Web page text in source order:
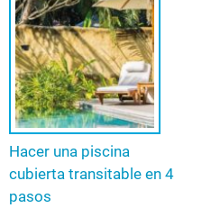
Hacer una piscina
cubierta transitable en 4
pasos